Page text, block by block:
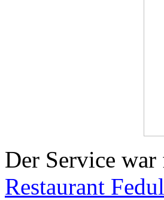
Der Service
Restaurant